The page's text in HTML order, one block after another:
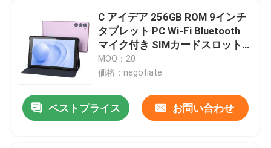
品質管理
お問い合わせ
ニュース
C アイデア 256GB ROM 9インチ
タブレット PC Wi-Fi Bluetooth
マイク付き SIMカードスロット
5G WIFI タブレット GPS CM925
ピンク
MOQ：20
価格：negotiate
ベストプライス お問い合わせ